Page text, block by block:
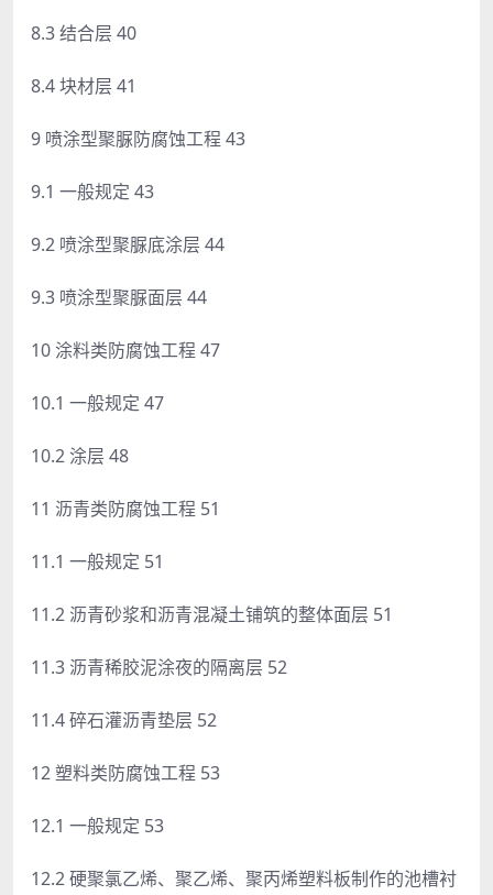
8.3 结合层 40
8.4 块材层 41
9 喷涂型聚脲防腐蚀工程 43
9.1 一般规定 43
9.2 喷涂型聚脲底涂层 44
9.3 喷涂型聚脲面层 44
10 涂料类防腐蚀工程 47
10.1 一般规定 47
10.2 涂层 48
11 沥青类防腐蚀工程 51
11.1 一般规定 51
11.2 沥青砂浆和沥青混凝土铺筑的整体面层 51
11.3 沥青稀胶泥涂夜的隔离层 52
11.4 碎石灌沥青垫层 52
12 塑料类防腐蚀工程 53
12.1 一般规定 53
12.2 硬聚氯乙烯、聚乙烯、聚丙烯塑料板制作的池槽衬